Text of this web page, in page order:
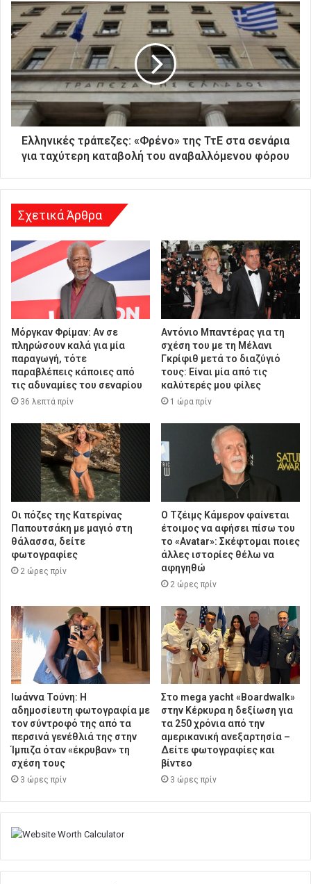
ι
κ
ή
α
ς
δ
ι
ν
Ελληνικές τράπεζες: «Φρένο» της ΤτΕ στα σενάρια
για ταχύτερη καταβολή του αναβαλλόμενου φόρου
Σχετικά Άρθρα
Μόργκαν Φρίμαν: Αν σε
πληρώσουν καλά για μία
παραγωγή, τότε
παραβλέπεις κάποιες από
τις αδυναμίες του σεναρίου
36 λεπτά πρίν
Αντόνιο Μπαντέρας για τη
σχέση του με τη Μέλανι
Γκρίφιθ μετά το διαζύγιό
τους: Είναι μία από τις
καλύτερές μου φίλες
1 ώρα πρίν
Οι πόζες της Κατερίνας
Παπουτσάκη με μαγιό στη
θάλασσα, δείτε
φωτογραφίες
2 ώρες πρίν
Ο Τζέιμς Κάμερον φαίνεται
έτοιμος να αφήσει πίσω του
το «Avatar»: Σκέφτομαι ποιες
άλλες ιστορίες θέλω να
αφηγηθώ
2 ώρες πρίν
Ιωάννα Τούνη: Η
αδημοσίευτη φωτογραφία με
τον σύντροφό της από τα
περσινά γενέθλιά της στην
Ίμπιζα όταν «έκρυβαν» τη
σχέση τους
3 ώρες πρίν
Στο mega yacht «Boardwalk»
στην Κέρκυρα η δεξίωση για
τα 250 χρόνια από την
αμερικανική ανεξαρτησία –
Δείτε φωτογραφίες και
βίντεο
3 ώρες πρίν